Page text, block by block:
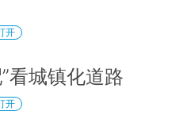
开
看城镇化道路
开